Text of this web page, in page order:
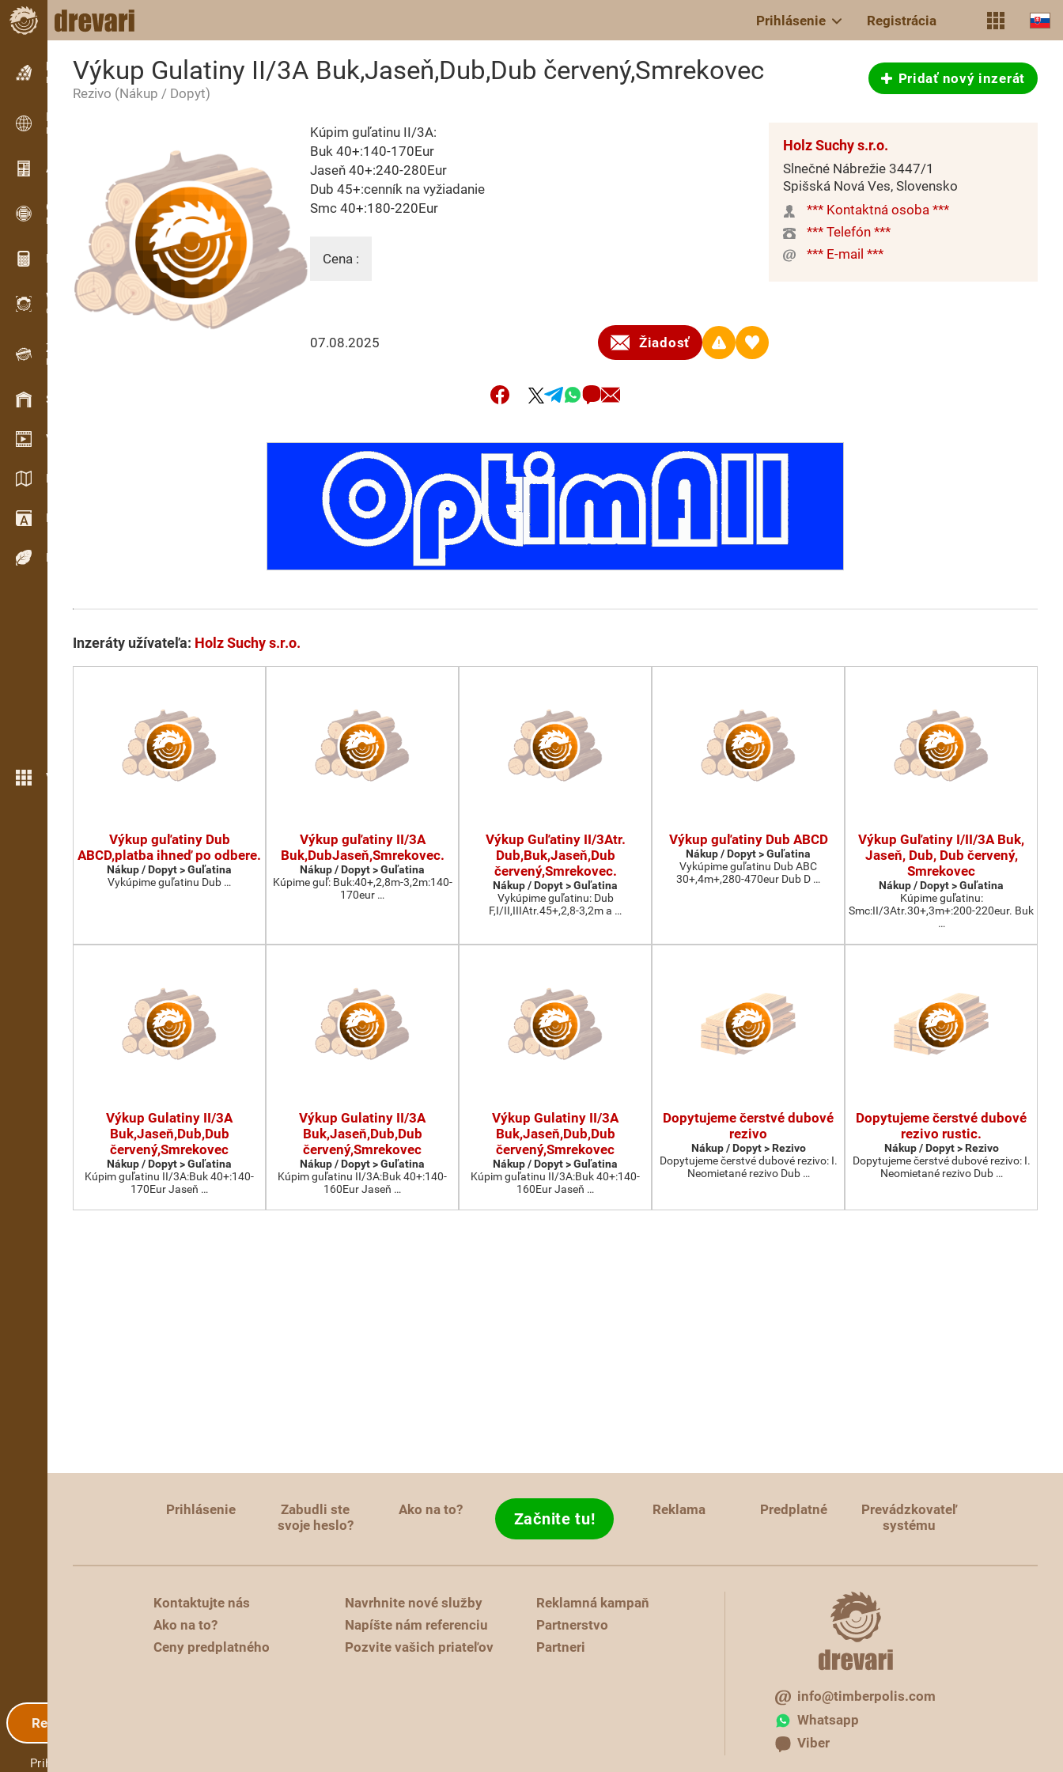
Prihlásenie Registrácia
Inzercia
Riadková inzercia
Inzercia
Medzinárodná inzercia
Aktuality / Články
OPTI-TIMB
Porezové schémy
Drevárske kalkulačky
WoodProfi
Objem dreva s AI
Záznamník
Evidencia dreva v teréne
Skladové hospodárstvo
Video showroom
Katalógy / Brožúry
Drevársky slovník
Dreviny
Viac možností
Registrácia
Prihlásenie
Výkup Gulatiny II/3A Buk,Jaseň,Dub,Dub červený,Smrekovec
Rezivo (Nákup / Dopyt)
Pridať nový inzerát
Kúpim guľatinu II/3A:
Buk 40+:140-170Eur
Jaseň 40+:240-280Eur
Dub 45+:cenník na vyžiadanie
Smc 40+:180-220Eur
Cena :
07.08.2025 Žiadosť
Holz Suchy s.r.o.
Slnečné Nábrežie 3447/1
Spišská Nová Ves, Slovensko
*** Kontaktná osoba ***
*** Telefón ***
*** E-mail ***
Inzeráty užívateľa: Holz Suchy s.r.o.
Výkup guľatiny Dub
ABCD,platba ihneď po odbere.
Nákup / Dopyt > Guľatina
Vykúpime guľatinu Dub …
Výkup guľatiny II/3A
Buk,DubJaseň,Smrekovec.
Nákup / Dopyt > Guľatina
Kúpime guľ: Buk:40+,2,8m-3,2m:140-
170eur …
Výkup Guľatiny II/3Atr.
Dub,Buk,Jaseň,Dub
červený,Smrekovec.
Nákup / Dopyt > Guľatina
Vykúpime guľatinu: Dub
F,I/II,IIIAtr.45+,2,8-3,2m a …
Výkup guľatiny Dub ABCD
Nákup / Dopyt > Guľatina
Vykúpime guľatinu Dub ABC
30+,4m+,280-470eur Dub D …
Výkup Guľatiny I/II/3A Buk,
Jaseň, Dub, Dub červený,
Smrekovec
Nákup / Dopyt > Guľatina
Kúpime guľatinu:
Smc:II/3Atr.30+,3m+:200-220eur. Buk
…
Výkup Gulatiny II/3A
Buk,Jaseň,Dub,Dub
červený,Smrekovec
Nákup / Dopyt > Guľatina
Kúpim guľatinu II/3A:Buk 40+:140-
170Eur Jaseň …
Výkup Gulatiny II/3A
Buk,Jaseň,Dub,Dub
červený,Smrekovec
Nákup / Dopyt > Guľatina
Kúpim guľatinu II/3A:Buk 40+:140-
160Eur Jaseň …
Výkup Gulatiny II/3A
Buk,Jaseň,Dub,Dub
červený,Smrekovec
Nákup / Dopyt > Guľatina
Kúpim guľatinu II/3A:Buk 40+:140-
160Eur Jaseň …
Dopytujeme čerstvé dubové
rezivo
Nákup / Dopyt > Rezivo
Dopytujeme čerstvé dubové rezivo: I.
Neomietané rezivo Dub …
Dopytujeme čerstvé dubové
rezivo rustic.
Nákup / Dopyt > Rezivo
Dopytujeme čerstvé dubové rezivo: I.
Neomietané rezivo Dub …
Prihlásenie
Zabudli ste
svoje heslo?
Ako na to? Začnite tu! Reklama Predplatné
Prevádzkovateľ
systému
Kontaktujte nás
Ako na to?
Ceny predplatného
Navrhnite nové služby
Napíšte nám referenciu
Pozvite vašich priateľov
Reklamná kampaň
Partnerstvo
Partneri
info@timberpolis.com
Whatsapp
Viber